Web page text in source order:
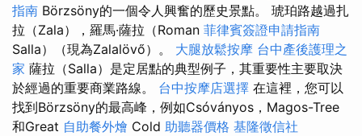
指南 Börzsöny的一個令人興奮的歷史景點。 琥珀路越過扎
拉（Zala），羅馬·薩拉（Roman 菲律賓簽證申請指南
Salla）（現為Zalalövő）。 大腿放鬆按摩 台中產後護理之
家 薩拉（Salla）是定居點的典型例子，其重要性主要取決
於經過的重要商業路線。 台中按摩店選擇 在這裡，您可以
找到Börzsöny的最高峰，例如Csóványos，Magos-Tree
和Great 自助餐外燴 Cold 助聽器價格 基隆徵信社